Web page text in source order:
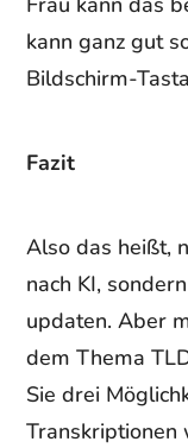
kann ganz gut
Bildschirm-
Fazit
Also das heißt,
nach KI,
updaten. Aber
dem Thema
Sie drei
Transkriptionen